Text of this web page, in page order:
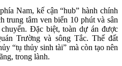
Nam, kế cận “hub” hành chính
trung tâm ven biển 10 phút và sân
Đặc biệt, toàn dự án được
Trường và sông Tắc. Thế đất
“tụ thủy sinh tài” mà còn tạo nên
trong lành.